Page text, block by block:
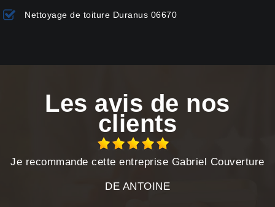
Nettoyage de toiture Duranus 06670
Les avis de nos
clients
Je recommande cette entreprise Gabriel Couverture
DE ANTOINE